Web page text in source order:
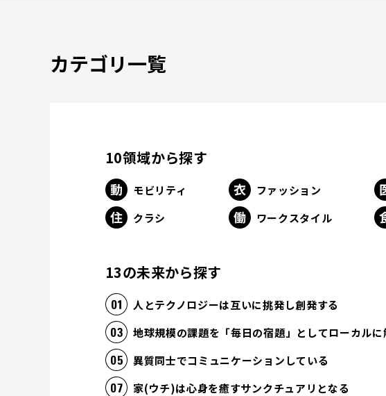
カテゴリ一覧
10領域から探す
モビリティ ファッション
クラシ
ワークスタイル
13の未来から探す
人とテクノロジーは互いに挑発し創発する
地球規模の課題を「毎日の宿題」としてローカルに
異質同士でコミュニケーションしている
家(ウチ)は心身を癒すサンクチュアリとなる